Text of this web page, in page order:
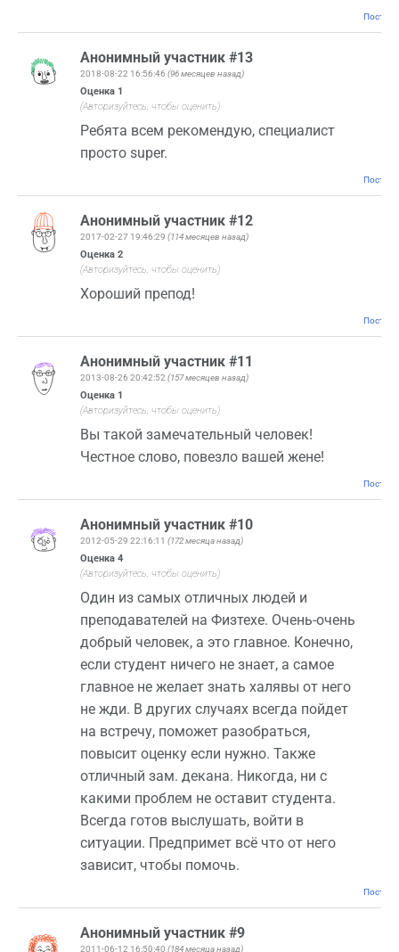
Анонимный участник #13
2018-08-22 16:56:46 (96 месяцев назад)
Оценка 1
(Авторизуйтесь, чтобы оценить)
Ребята всем рекомендую, специалист
просто super.
Анонимный участник #12
2017-02-27 19:46:29 (114 месяцев назад)
Оценка 2
(Авторизуйтесь, чтобы оценить)
Хороший препод!
Анонимный участник #11
2013-08-26 20:42:52 (157 месяцев назад)
Оценка 1
(Авторизуйтесь, чтобы оценить)
Вы такой замечательный человек!
Честное слово, повезло вашей жене!
Анонимный участник #10
2012-05-29 22:16:11 (172 месяца назад)
Оценка 4
(Авторизуйтесь, чтобы оценить)
Один из самых отличных людей и
преподавателей на Физтехе. Очень-очень
добрый человек, а это главное. Конечно,
если студент ничего не знает, а самое
главное не желает знать халявы от него
не жди. В других случаях всегда пойдет
на встречу, поможет разобраться,
повысит оценку если нужно. Также
отличный зам. декана. Никогда, ни с
какими проблем не оставит студента.
Всегда готов выслушать, войти в
ситуации. Предпримет всё что от него
зависит, чтобы помочь.
Анонимный участник #9
2011-06-12 16:50:40 (184 месяца назад)